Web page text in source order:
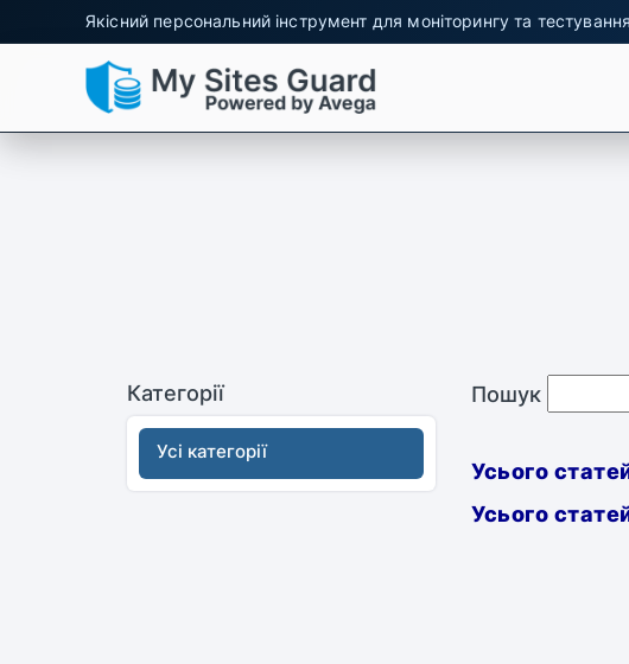
Якісний персональний інструмент для моніторингу та
Категорії
Усі категорії
Пошук
Усього
Усього